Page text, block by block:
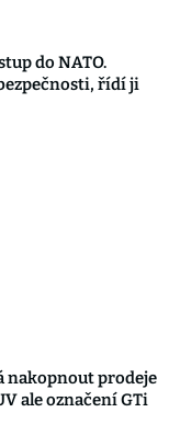
do NATO.
řídí ji
nakopnout prodeje
ale označení GTi